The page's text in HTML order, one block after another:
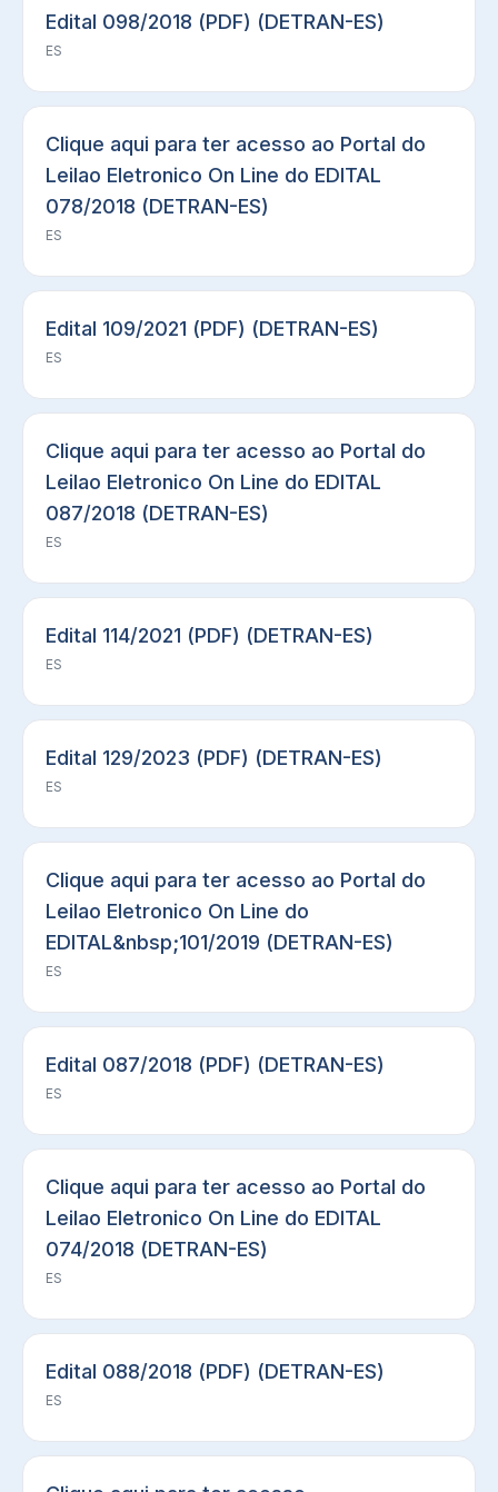
Edital 098/2018 (PDF) (DETRAN-ES)
ES
Clique aqui para ter acesso ao Portal do
Leilao Eletronico On Line do EDITAL
078/2018 (DETRAN-ES)
ES
Edital 109/2021 (PDF) (DETRAN-ES)
ES
Clique aqui para ter acesso ao Portal do
Leilao Eletronico On Line do EDITAL
087/2018 (DETRAN-ES)
ES
Edital 114/2021 (PDF) (DETRAN-ES)
ES
Edital 129/2023 (PDF) (DETRAN-ES)
ES
Clique aqui para ter acesso ao Portal do
Leilao Eletronico On Line do
EDITAL&nbsp;101/2019 (DETRAN-ES)
ES
Edital 087/2018 (PDF) (DETRAN-ES)
ES
Clique aqui para ter acesso ao Portal do
Leilao Eletronico On Line do EDITAL
074/2018 (DETRAN-ES)
ES
Edital 088/2018 (PDF) (DETRAN-ES)
ES